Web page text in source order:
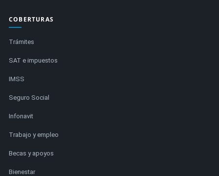
COBERTURAS
Trámites
SAT e impuestos
IMSS
Seguro Social
Infonavit
Trabajo y empleo
Becas y apoyos
Bienestar